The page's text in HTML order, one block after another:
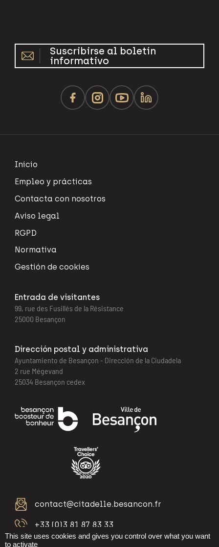
Suscribirse al boletín
informativo
Inicio
Empleo y prácticas
Contacta con nosotros
Aviso legal
RGPD
Normativa
Gestión de cookies
Entrada de visitantes
99, rue des Fusillés de la Résistance
25000 Besançon
Dirección postal y administrativa
Ayuntamiento de Besançon - Dirección de la Ciudadela
2 rue Mégevand
25034 Besançon cedex
contact@citadelle.besancon.fr
+33 (0)3 81 87 83 33
This site uses cookies and gives you control over what you want
to activate